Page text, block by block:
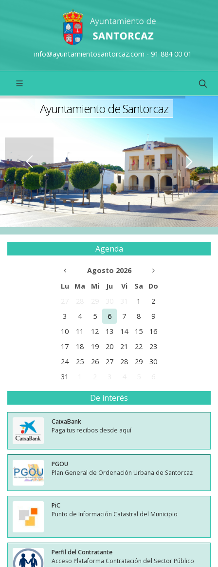
info@ayuntamientosantorcaz.com - 91 884 00 01
Ayuntamiento de Santorcaz
Agenda
Agosto 2026
Lu
Ma Mi Ju Vi Sa
Do
1
2
3
4 5 6 7 8
9
10
11 12 13 14 15
16
17
18 19 20 21 22
23
24
25 26 27 28 29
30
31
De interés
CaixaBank
Paga tus recibos desde aquí
PGOU
Plan General de Ordenación Urbana de Santorcaz
PiC
Punto de Información Catastral del Municipio
Perfil del Contratante
Acceso Plataforma Contratación del Sector Público